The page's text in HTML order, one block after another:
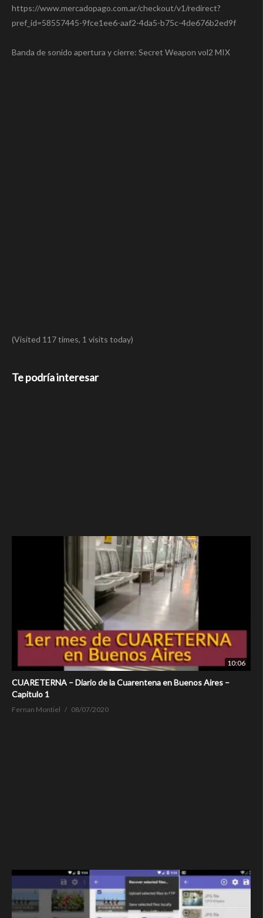
https://www.mercadopago.com.ar/checkout/v1/redirect?
pref_id=58557445-9fce1ee6-aaf2-4da5-b75c-4de676b2ed9f
Banda de sonido apertura y cierre: Secret Weapon vol2 MIX
(Visited 117 times, 1 visits today)
Te podría interesar
10:06
CUARETERNA – Diario de la Cuarentena en Buenos Aires –
Capitulo 1
Fernan Montiel 08/07/2020